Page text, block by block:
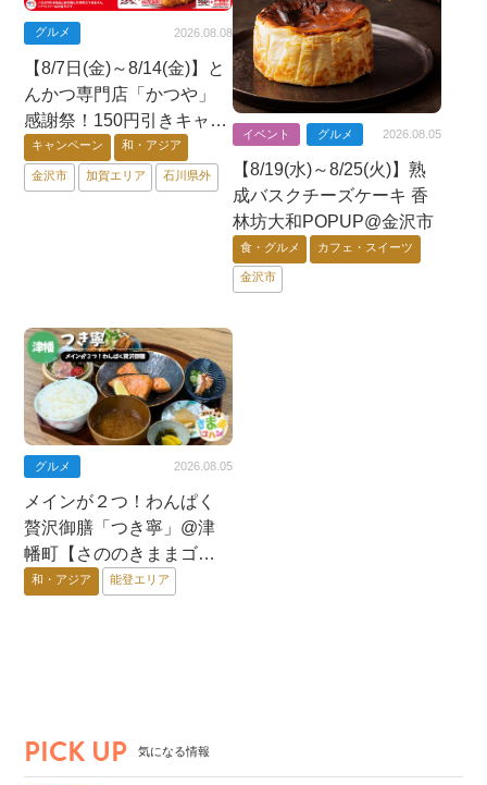
グルメ 2026.08.08
【8/7日(金)～8/14(金)】と
んかつ専門店「かつや」
感謝祭！150円引きキャン
ペーン、さらに期間中ご
飯大盛が無料！
キャンペーン 和・アジア
金沢市 加賀エリア 石川県外
イベント グルメ 2026.08.05
【8/19(水)～8/25(火)】熟
成バスクチーズケーキ 香
林坊大和POPUP@金沢市
食・グルメ カフェ・スイーツ
金沢市
グルメ 2026.08.05
メインが２つ！わんぱく
贅沢御膳「つき寧」@津
幡町【さののきままゴハ
ン】
和・アジア 能登エリア
PICK UP 気になる情報